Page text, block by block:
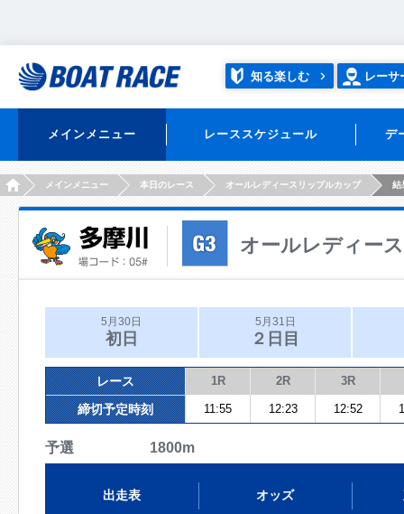
知る楽しむ レーサ
メインメニュー レーススケジュール デ
HOMEメインメニュー 本日のレース オールレディースリップルカップ 結
オールレディー
5月30日
初日
5月31日
２日目
レース 1R 2R 3R
締切予定時刻 11:55 12:23 12:52
予選 1800m
出走表 オッズ